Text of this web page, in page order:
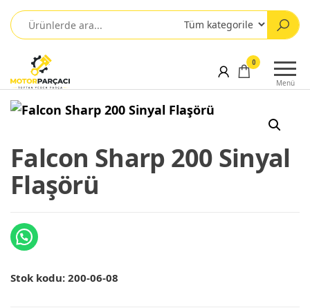
Menü
0
Falcon Sharp 200 Sinyal
Flaşörü
Stok kodu: 200-06-08